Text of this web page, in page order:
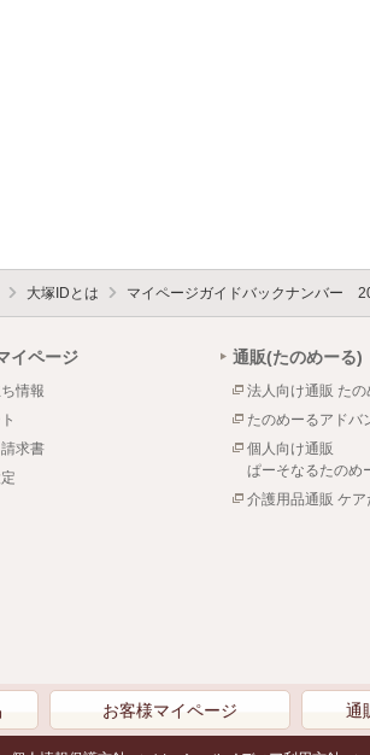
大塚IDとは マイページガイドバックナンバー
イページ
情報
求書
通販(たのめーる)
法人向け通販 たの
たのめーるアドバ
個人向け通販
ぱーそなるたのめ
介護用品通販 ケア
お客様マイページ 通